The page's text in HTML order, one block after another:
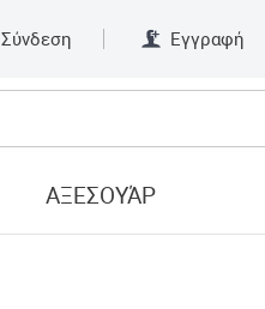
Σύνδεση Εγγραφή
ΑΞΕΣΟΥΆΡ